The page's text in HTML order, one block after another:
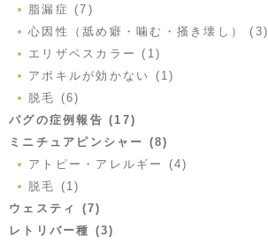
脂漏症 (7)
心因性（舐め癖・噛む・掻き壊し） (3)
エリザベスカラー (1)
アポキルが効かない (1)
脱毛 (6)
パグの症例報告 (17)
ミニチュアピンシャー (8)
アトピー・アレルギー (4)
脱毛 (1)
ウェスティ (7)
レトリバー種 (3)